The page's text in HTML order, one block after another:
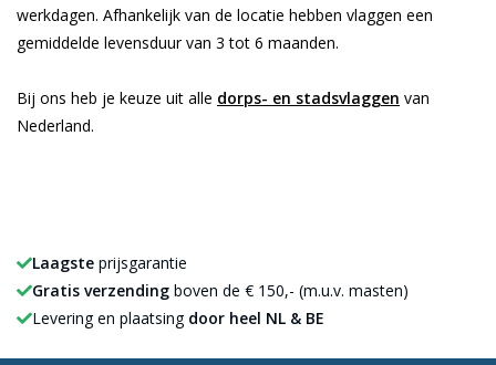
werkdagen. Afhankelijk van de locatie hebben vlaggen een
gemiddelde levensduur van 3 tot 6 maanden.
Bij ons heb je keuze uit alle dorps- en stadsvlaggen van
Nederland.
Laagste prijsgarantie
Gratis verzending boven de € 150,- (m.u.v. masten)
Levering en plaatsing door heel NL & BE